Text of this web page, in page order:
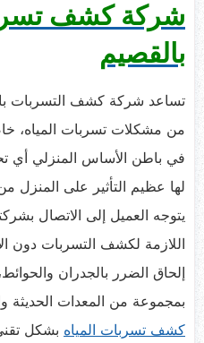
شركة كشف
بالقصيم
تساعد شركة كشف التسربات
من مشكلات تسربات المياه،
في باطن الأساس المنزلي
لها عظيم التأثير على المنزل
يتوجه العميل إلى الاتصال
اللازمة لكشف التسربات دون
إلحاق الضرر بالجدران
بمجموعة من المعدات الحديثة
كشف تسربات المياه بشكل